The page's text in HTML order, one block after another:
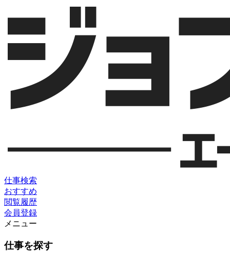
仕事検索
おすすめ
閲覧履歴
会員登録
メニュー
仕事を探す